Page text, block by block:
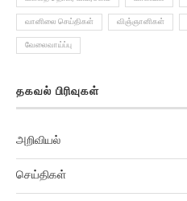
வானிலை செய்திகள் விஞ்ஞானிகள்
வேலைவாய்ப்பு
செய்திகள்
அரசியல்